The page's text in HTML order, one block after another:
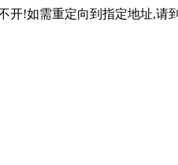
开!如需重定向到指定地址,请